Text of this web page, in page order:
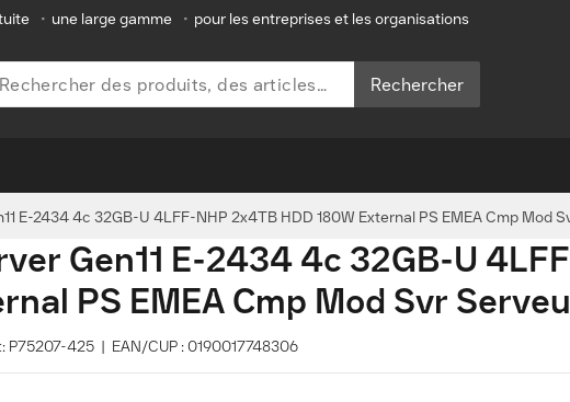
• une large gamme • pour les entreprises et les organisations
Rechercher
E-2434 4c 32GB-U 4LFF-NHP 2x4TB HDD 180W External PS EMEA Cmp Mod
Gen11 E-2434 4c 32GB-U
PS EMEA Cmp Mod Svr
425 | EAN/CUP : 0190017748306